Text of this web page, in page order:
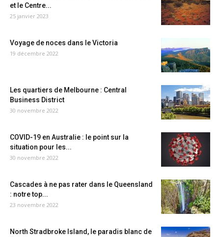
et le Centre...
25 janvier 2023
Voyage de noces dans le Victoria
19 décembre 2022
Les quartiers de Melbourne : Central
Business District
30 novembre 2022
COVID-19 en Australie : le point sur la
situation pour les...
30 novembre 2022
Cascades à ne pas rater dans le Queensland
: notre top...
23 novembre 2022
North Stradbroke Island, le paradis blanc de